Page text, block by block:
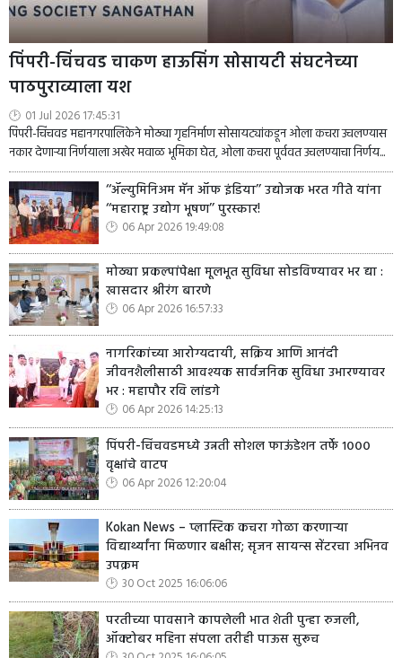
पिंपरी-चिंचवड चाकण हाऊसिंग सोसायटी संघटनेच्या
पाठपुराव्याला यश
01 Jul 2026 17:45:31
पिंपरी-चिंचवड महानगरपालिकेने मोठ्या गृहनिर्माण सोसायट्यांकडून ओला कचरा उचलण्यास
नकार देणाऱ्या निर्णयाला अखेर मवाळ भूमिका घेत, ओला कचरा पूर्ववत उचलण्याचा निर्णय...
‘‘ॲल्युमिनिअम मॅन ऑफ इंडिया’’ उद्योजक भरत गीते यांना
‘‘महाराष्ट्र उद्योग भूषण’’ पुरस्कार!
06 Apr 2026 19:49:08
मोठ्या प्रकल्पांपेक्षा मूलभूत सुविधा सोडविण्यावर भर द्या :
खासदार श्रीरंग बारणे
06 Apr 2026 16:57:33
नागरिकांच्या आरोग्यदायी, सक्रिय आणि आनंदी
जीवनशैलीसाठी आवश्यक सार्वजनिक सुविधा उभारण्यावर
भर : महापौर रवि लांडगे
06 Apr 2026 14:25:13
पिंपरी-चिंचवडमध्ये उन्नती सोशल फाऊंडेशन तर्फे १०००
वृक्षांचे वाटप
06 Apr 2026 12:20:04
Kokan News – प्लास्टिक कचरा गोळा करणाऱ्या
विद्यार्थ्यांना मिळणार बक्षीस; सृजन सायन्स सेंटरचा अभिनव
उपक्रम
30 Oct 2025 16:06:06
परतीच्या पावसाने कापलेली भात शेती पुन्हा रुजली,
ऑक्टोबर महिना संपला तरीही पाऊस सुरूच